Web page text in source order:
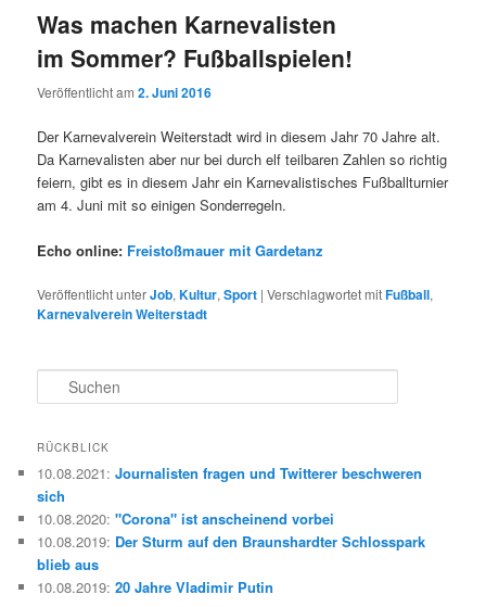
Was machen Karnevalisten
im Sommer? Fußballspielen!
Veröffentlicht am2. Juni 2016
Der Karnevalverein Weiterstadt wird in diesem Jahr 70 Jahre alt.
Da Karnevalisten aber nur bei durch elf teilbaren Zahlen so richtig
feiern, gibt es in diesem Jahr ein Karnevalistisches Fußballturnier
am 4. Juni mit so einigen Sonderregeln.
Echo online: Freistoßmauer mit Gardetanz
Veröffentlicht unterJob,Kultur,Sport |Verschlagwortet mitFußball,
Karnevalverein Weiterstadt
u
h
n
RÜCKBLICK
10.08.2021:Journalisten fragen und Twitterer beschweren
sich
10.08.2020:"Corona" ist anscheinend vorbei
10.08.2019: Der Sturm auf den Braunshardter Schlosspark
blieb aus
10.08.2019:20 Jahre Vladimir Putin